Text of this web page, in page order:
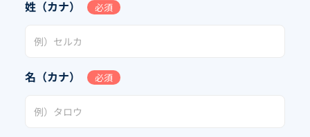
姓（カナ） 必須
名（カナ） 必須